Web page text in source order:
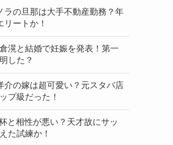
ラの旦那は大手不動産勤務？年
リートか！
滉と結婚で妊娠を発表！第一
した？
介の嫁は超可愛い？元スタバ店
プ級だった！
と相性が悪い？天才故にサッ
た試練か！